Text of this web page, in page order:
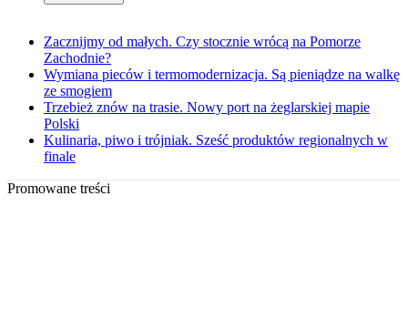
Zacznijmy od małych. Czy stocznie wrócą na Pomorze
Zachodnie?
Wymiana pieców i termomodernizacja. Są pieniądze na walkę
ze smogiem
Trzebież znów na trasie. Nowy port na żeglarskiej mapie
Polski
Kulinaria, piwo i trójniak. Sześć produktów regionalnych w
finale
Promowane treści